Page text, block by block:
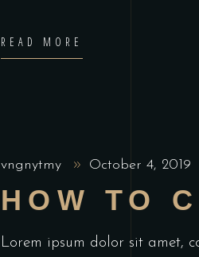
READ MORE
vngnytmy October 4, 2019
HOW TO
Lorem ipsum dolor sit amet,